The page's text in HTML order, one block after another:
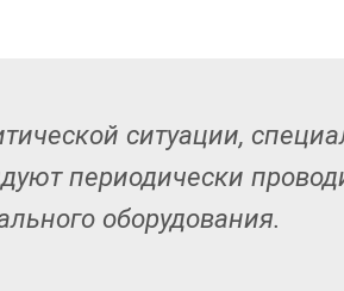
ситуации,
периодически
оборудования.